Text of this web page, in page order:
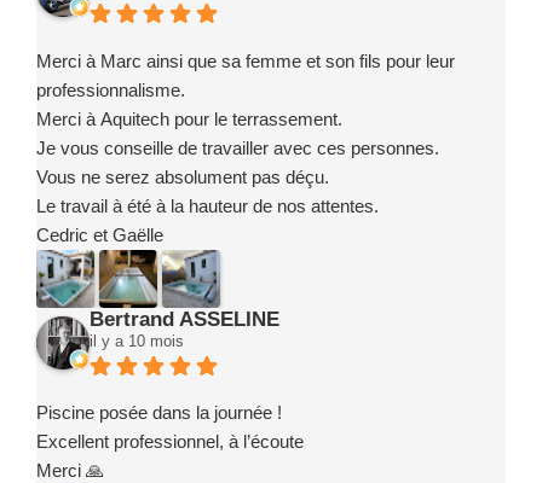
Merci à Marc ainsi que sa femme et son fils pour leur
professionnalisme.
Merci à Aquitech pour le terrassement.
Je vous conseille de travailler avec ces personnes.
Vous ne serez absolument pas déçu.
Le travail à été à la hauteur de nos attentes.
Cedric et Gaëlle
Bertrand ASSELINE
il y a 10 mois
Piscine posée dans la journée !
Excellent professionnel, à l’écoute
Merci 🙏